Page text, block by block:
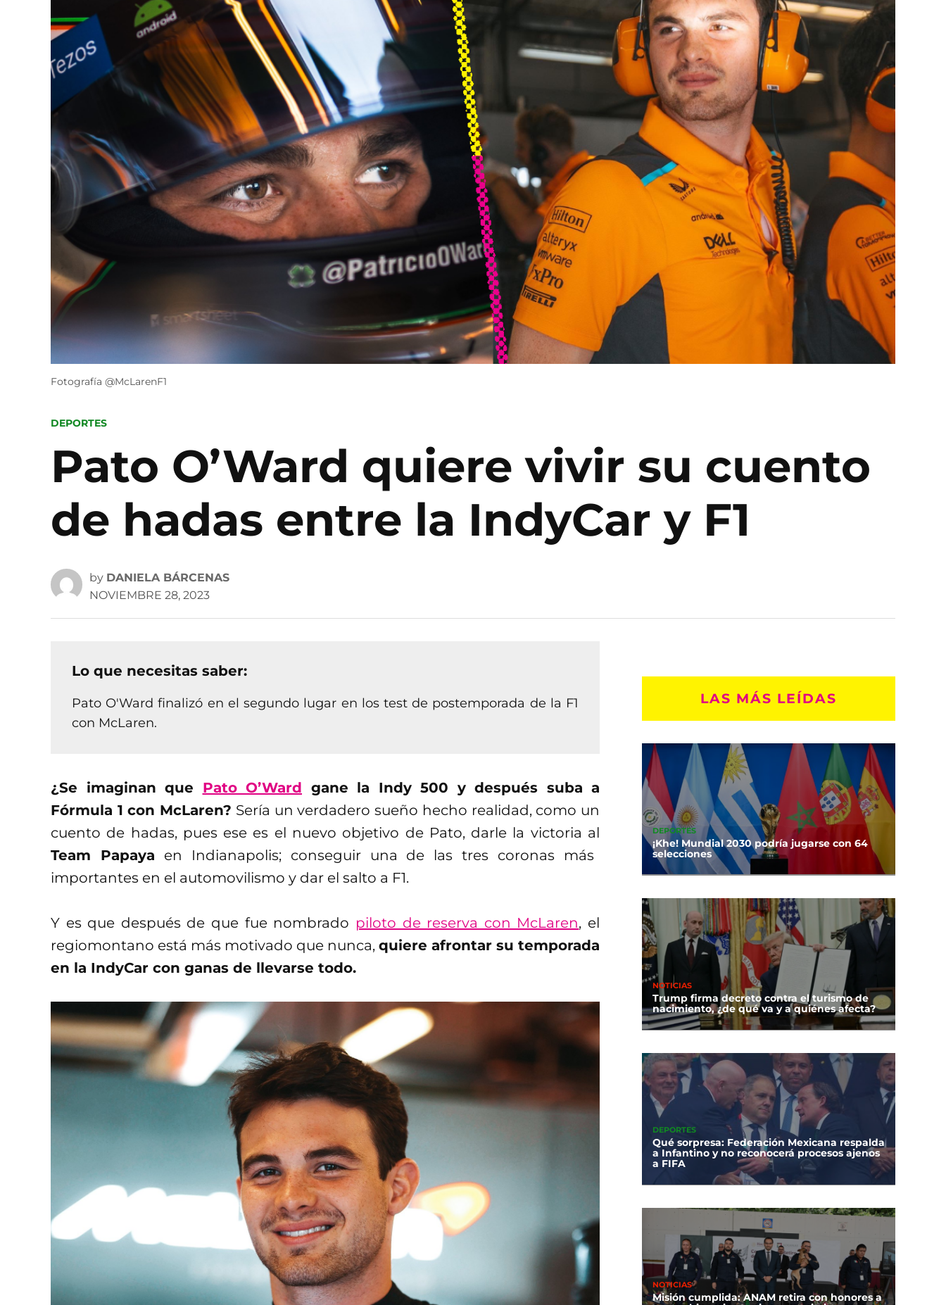
Fotografía @McLarenF1
POSTED
DEPORTES
Pato O’Ward quiere vivir su cuento
de hadas entre la IndyCar y F1
by DANIELA BÁRCENAS
NOVIEMBRE 28, 2023
Lo que necesitas saber:
Pato O'Ward finalizó en el segundo lugar en los test de postemporada de la F1
con McLaren.
¿Se imaginan que Pato O’Ward gane la Indy 500 y después suba a
Fórmula 1 con McLaren? Sería un verdadero sueño hecho realidad, como un
cuento de hadas, pues ese es el nuevo objetivo de Pato, darle la victoria al
Team Papaya en Indianapolis; conseguir una de las tres coronas más
importantes en el automovilismo y dar el salto a F1.
Y es que después de que fue nombrado piloto de reserva con McLaren, el
regiomontano está más motivado que nunca, quiere afrontar su temporada
en la IndyCar con ganas de llevarse todo.
LAS MÁS LEÍDAS
DEPORTES
¡Khe! Mundial 2030 podría jugarse con 64
selecciones
NOTICIAS
Trump firma decreto contra el turismo de
nacimiento, ¿de qué va y a quiénes afecta?
DEPORTES
Qué sorpresa: Federación Mexicana respalda
a Infantino y no reconocerá procesos ajenos
a FIFA
NOTICIAS
Misión cumplida: ANAM retira con honores a